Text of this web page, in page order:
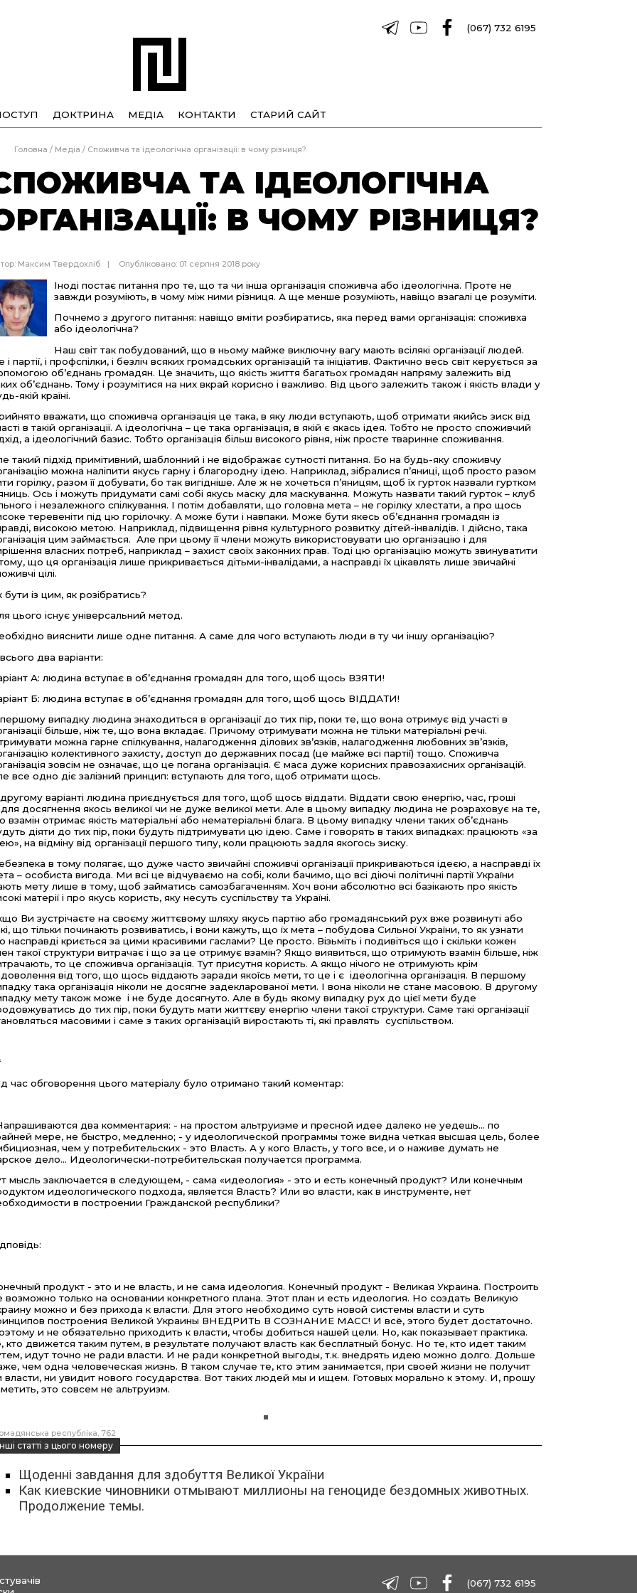
(067) 732 6195
ДОКТРИНА МЕДІА КОНТАКТИ СТАРИЙ САЙТ
Головна / Медіа / Споживча та ідеологічна організації: в чому різниця?
ТА ІДЕОЛОГІЧНА
В ЧОМУ РІЗНИЦЯ?
Максим Твердохліб Опубліковано: 01 серпня 2018 року
Іноді постає питання про те, що та чи інша організація споживча або ідеологічна. Проте не
завжди розуміють, в чому між ними різниця. А ще менше розуміють, навіщо взагалі це розуміти.
Почнемо з другого питання: навіщо вміти розбиратись, яка перед вами організація: споживxа
або ідеологічна?
Наш світ так побудований, що в ньому майже виключну вагу мають всілякі організації людей.
і партії, і профспілки, і безліч всяких громадських організацій та ініціатив. Фактично весь світ керується за
об’єднань громадян. Це значить, що якість життя багатьох громадян напряму залежить від
об’єднань. Тому і розумітися на них вкрай корисно і важливо. Від цього залежить також і якість влади у
якій країні.
вважати, що споживча організація це така, в яку люди вступають, щоб отримати якийсь зиск від
в такій організації. А ідеологічна – це така організація, в якій є якась ідея. Тобто не просто споживчий
а ідеологічний базис. Тобто організація більш високого рівня, ніж просте тваринне споживання.
такий підхід примітивний, шаблонний і не відображає сутності питання. Бо на будь-яку споживчу
можна наліпити якусь гарну і благородну ідею. Наприклад, зібралися п’яниці, щоб просто разом
горілку, разом її добувати, бо так вигідніше. Але ж не хочеться п’яницям, щоб їх гурток назвали гуртком
Ось і можуть придумати самі собі якусь маску для маскування. Можуть назвати такий гурток – клуб
і незалежного спілкування. І потім добавляти, що головна мета – не горілку хлестати, а про щось
теревеніти під цю горілочку. А може бути і навпаки. Може бути якесь об’єднання громадян із
високою метою. Наприклад, підвищення рівня культурного розвитку дітей-інвалідів. І дійсно, така
цим займається. Але при цьому її члени можуть використовувати цю організацію і для
власних потреб, наприклад – захист своїх законних прав. Тоді цю організацію можуть звинуватити
що ця організація лише прикривається дітьми-інвалідами, а насправді їх цікавлять лише звичайні
цілі.
бути із цим, як розібратись?
цього існує універсальний метод.
вияснити лише одне питання. А саме для чого вступають люди в ту чи іншу організацію?
два варіанти:
А: людина вступає в об’єднання громадян для того, щоб щось ВЗЯТИ!
Б: людина вступає в об’єднання громадян для того, щоб щось ВІДДАТИ!
випадку людина знаходиться в організації до тих пір, поки те, що вона отримує від участі в
більше, ніж те, що вона вкладає. Причому отримувати можна не тільки матеріальні речі.
можна гарне спілкування, налагодження ділових зв’язків, налагодження любовних зв’язків,
колективного захисту, доступ до державних посад (це майже всі партії) тощо. Споживча
зовсім не означає, що це погана організація. Є маса дуже корисних правозахисних організацій.
все одно діє залізний принцип: вступають для того, щоб отримати щось.
варіанті людина приєднується для того, щоб щось віддати. Віддати свою енергію, час, гроші
досягнення якось великої чи не дуже великої мети. Але в цьому випадку людина не розраховує на те,
взамін отримає якість матеріальні або нематеріальні блага. В цьому випадку члени таких об’єднань
діяти до тих пір, поки будуть підтримувати цю ідею. Саме і говорять в таких випадках: працюють «за
на відміну від організації першого типу, коли працюють задля якогось зиску.
в тому полягає, що дуже часто звичайні споживчі організації прикриваються ідеєю, а насправді їх
– особиста вигода. Ми всі це відчуваємо на собі, коли бачимо, що всі діючі політичні партії України
мету лише в тому, щоб займатись самозбагаченням. Хоч вони абсолютно всі базікають про якість
матерії і про якусь користь, яку несуть суспільству та Україні.
Ви зустрічаєте на своєму життєвому шляху якусь партію або громадянський рух вже розвинуті або
що тільки починають розвиватись, і вони кажуть, що їх мета – побудова Сильної України, то як узнати
насправді криється за цими красивими гаслами? Це просто. Візьміть і подивіться що і скільки кожен
такої структури витрачає і що за це отримує взамін? Якщо виявиться, що отримують взамін більше, ніж
то це споживча організація. Тут присутня користь. А якщо нічого не отримують крім
від того, що щось віддають заради якоїсь мети, то це і є ідеологічна організація. В першому
така організація ніколи не досягне задекларованої мети. І вона ніколи не стане масовою. В другому
мету також може і не буде досягнуто. Але в будь якому випадку рух до цієї мети буде
до тих пір, поки будуть мати життєву енергію члени такої структури. Саме такі організації
масовими і саме з таких організацій виростають ті, які правлять суспільством.
час обговорення цього матеріалу було отримано такий коментар:
два комментария: - на простом альтруизме и пресной идее далеко не уедешь... по
мере, не быстро, медленно; - у идеологической программы тоже видна четкая высшая цель, более
чем у потребительских - это Власть. А у кого Власть, у того все, и о наживе думать не
дело... Идеологически-потребительская получается программа.
мысль заключается в следующем, - сама «идеология» - это и есть конечный продукт? Или конечным
идеологического подхода, является Власть? Или во власти, как в инструменте, нет
в построении Гражданской республики?
продукт - это и не власть, и не сама идеология. Конечный продукт - Великая Украина. Построить
возможно только на основании конкретного плана. Этот план и есть идеология. Но создать Великую
можно и без прихода к власти. Для этого необходимо суть новой системы власти и суть
построения Великой Украины ВНЕДРИТЬ В СОЗНАНИЕ МАСС! И всё, этого будет достаточно.
и не обязательно приходить к власти, чтобы добиться нашей цели. Но, как показывает практика.
кто движется таким путем, в результате получают власть как бесплатный бонус. Но те, кто идет таким
идут точно не ради власти. И не ради конкретной выгоды, т.к. внедрять идею можно долго. Дольше
чем одна человеческая жизнь. В таком случае те, кто этим занимается, при своей жизни не получит
власти, ни увидит нового государства. Вот таких людей мы и ищем. Готовых морально к этому. И, прошу
это совсем не альтруизм.
республіка 762
статті з цього номеру
Щоденні завдання для здобуття Великої України
Как киевские чиновники отмывают миллионы на геноциде бездомных животных.
Продолжение темы.
(067) 732 6195